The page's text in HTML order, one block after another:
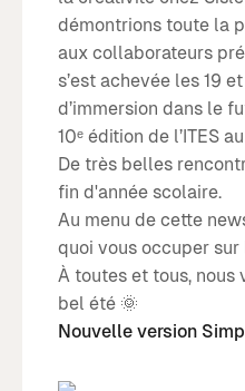
démontrions toute la
aux collaborateurs
s’est achevée les 19
d’immersion dans le
10ᵉ édition de l’ITES
De très belles
fin d'année scolaire.
Au menu de cette
quoi vous occuper
À toutes et tous, nous
bel été 🌞
Nouvelle version